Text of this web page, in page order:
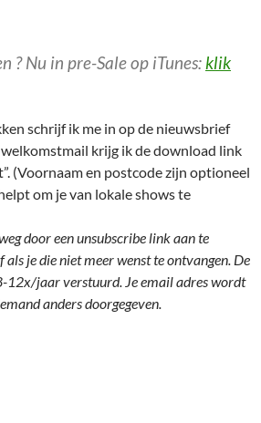
? Nu in pre-Sale op iTunes: klik
schrijf ik me in op de nieuwsbrief
krijg ik de download link
(Voornaam en postcode zijn optioneel
om je van lokale shows te
door een unsubscribe link aan te
je die niet meer wenst te ontvangen. De
12x/jaar verstuurd. Je email adres wordt
anders doorgegeven.